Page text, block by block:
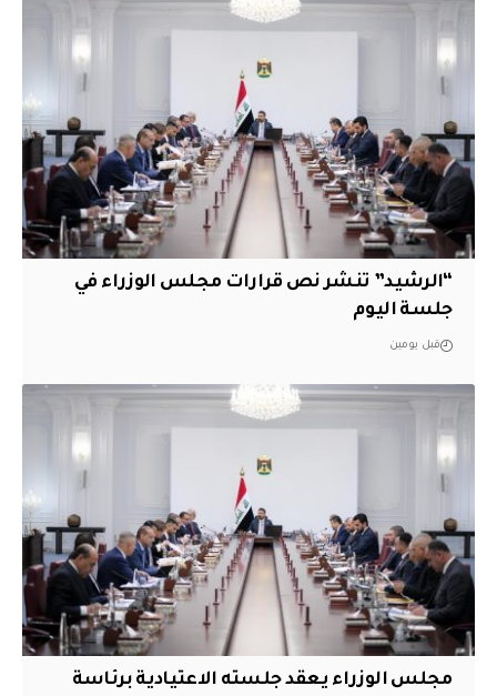
“الرشيد” تنشر نص قرارات مجلس الوزراء في
جلسة اليوم
قبل يومين
مجلس الوزراء يعقد جلسته الاعتيادية برئاسة